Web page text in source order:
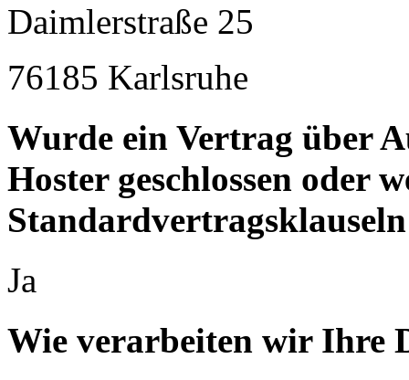
Daimlerstraße 25
76185 Karlsruhe
Wurde ein Vertrag über
Hoster geschlossen oder
Ja
Wie verarbeiten wir Ihre